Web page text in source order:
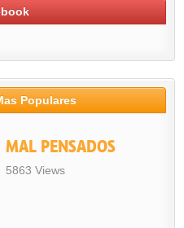
Populares
MAL PENSADOS
5863 Views